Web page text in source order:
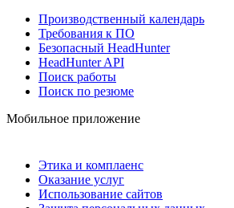
Производственный календарь
Требования к ПО
Безопасный HeadHunter
HeadHunter API
Поиск работы
Поиск по резюме
Мобильное приложение
Этика и комплаенс
Оказание услуг
Использование сайтов